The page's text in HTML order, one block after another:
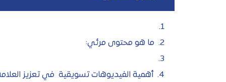
ما هو محتوى مرئي:
أهمية الفيديوهات تسويقية في تعزيز العلامة